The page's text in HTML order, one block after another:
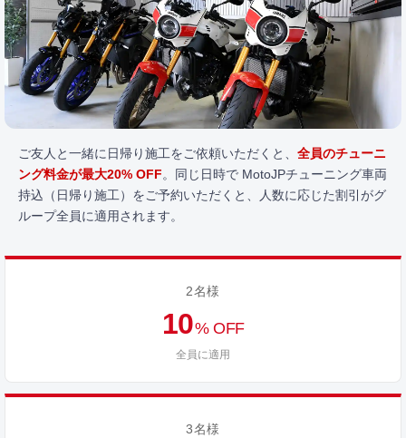
ご友人と一緒に日帰り施工をご依頼いただくと、 全員のチューニ
ング料金が最大20% OFF。同じ日時で MotoJPチューニング車両
持込（日帰り施工）をご予約いただくと、人数に応じた割引がグ
ループ全員に適用されます。
2名様
10% OFF
全員に適用
3名様